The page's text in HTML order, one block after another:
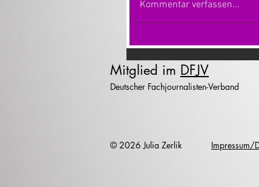
Kommentar verfassen...
Mitglied im DFJV
Deutscher Fachjournalisten-Verband
© 2026 Julia Zerlik Impressum/